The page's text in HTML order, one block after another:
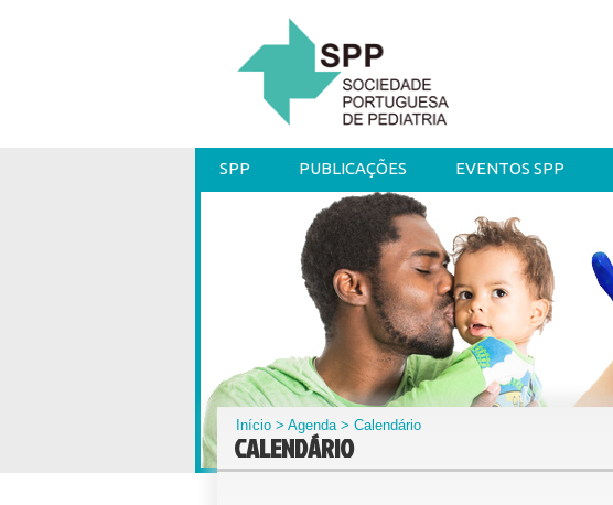
SPP PUBLICAÇÕES EVENTOS SPP
Início >Agenda> Calendário
CALENDÁRIO